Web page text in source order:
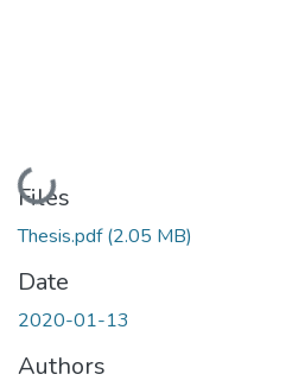
Loading...
Files
Thesis.pdf(2.05 MB)
Date
2020-01-13
Authors